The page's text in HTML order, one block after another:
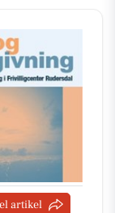
artikel